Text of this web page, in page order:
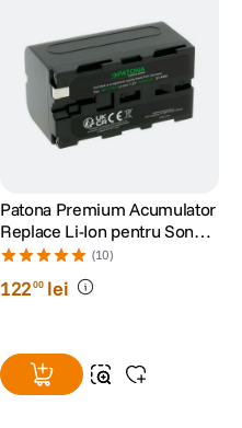
Patona Premium Acumulator
Replace Li-Ion pentru Sony
NP-F750 5200mAh 7.4V
(10)
12200 lei